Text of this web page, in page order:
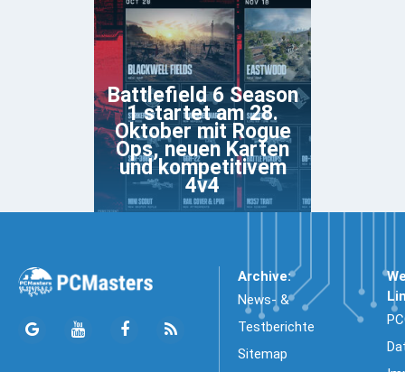
Battlefield 6 Season
1 startet am 28.
Oktober mit Rogue
Ops, neuen Karten
und kompetitivem
4v4
Archive:
News- &
Testberichte
Sitemap